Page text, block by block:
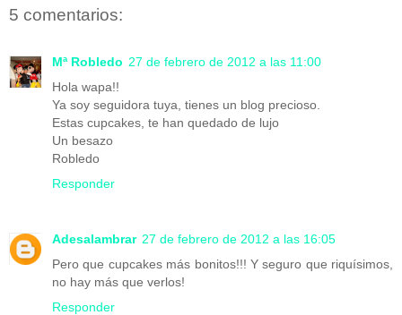
5 comentarios:
Mª Robledo 27 de febrero de 2012 a las 11:00
Hola wapa!!
Ya soy seguidora tuya, tienes un blog precioso.
Estas cupcakes, te han quedado de lujo
Un besazo
Robledo
Responder
Adesalambrar 27 de febrero de 2012 a las 16:05
Pero que cupcakes más bonitos!!! Y seguro que riquísimos,
no hay más que verlos!
Responder